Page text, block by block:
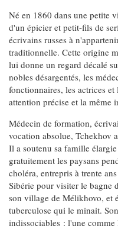
Né en 1860 dans une petite
d'un épicier et petit-fils de
écrivains russes à
traditionnelle. Cette origine
lui donne un regard décalé
nobles désargentés, les
fonctionnaires, les actrices
attention précise et la même
Médecin de formation,
vocation absolue, Tchekhov
Il a soutenu sa famille
gratuitement les paysans
choléra, entrepris à trente
Sibérie pour visiter le bagne
son village de Mélikhovo, et
tuberculose qui le minait.
indissociables : l'une comme